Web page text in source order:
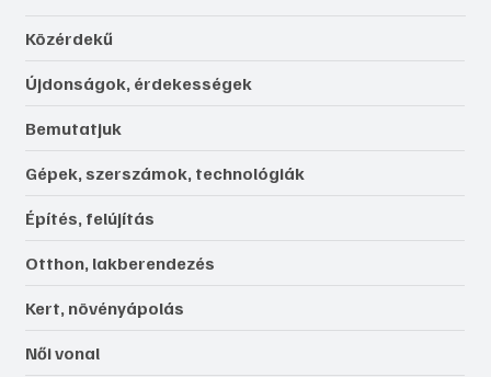
Közérdekű
Újdonságok, érdekességek
Bemutatjuk
Gépek, szerszámok, technológiák
Építés, felújítás
Otthon, lakberendezés
Kert, növényápolás
Női vonal